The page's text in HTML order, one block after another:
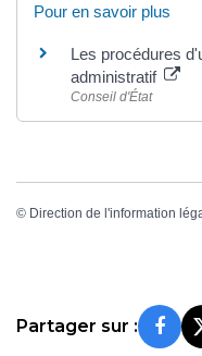
Pour en savoir plus
Les procédures
administratif
Conseil d'État
© Direction de l'information
Partager sur :